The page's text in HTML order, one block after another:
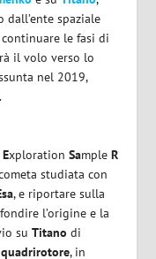
spaziale
le fasi di
il volo verso lo
nel 2019,
ExplorationSampleR
studiata con
, e riportare sulla
l’origine e la
suTitano di
, in